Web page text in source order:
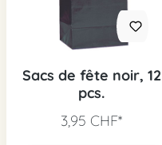
Sacs de fête noir, 12
pcs.
3,95 CHF*